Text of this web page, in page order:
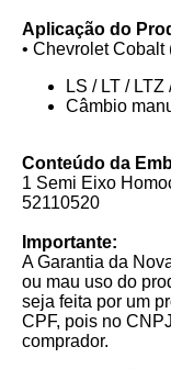
Aplicação do
• Chevrolet Cobalt
LS / LT /
Câmbio
Conteúdo da
1 Semi Eixo
52110520
Importante:
A Garantia da
ou mau uso do
seja feita por um
CPF, pois no
comprador.